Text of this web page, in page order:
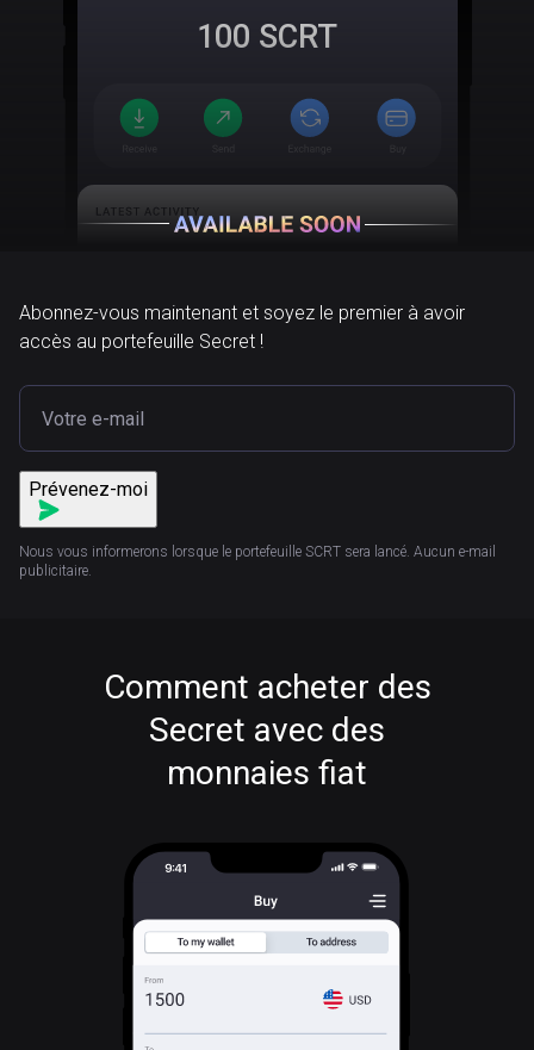
100 SCRT
Abonnez-vous maintenant et soyez le premier à avoir
accès au portefeuille Secret !
Prévenez-moi
Nous vous informerons lorsque le portefeuille SCRT sera lancé. Aucun e-mail
publicitaire.
Comment acheter des
Secret avec des
monnaies fiat